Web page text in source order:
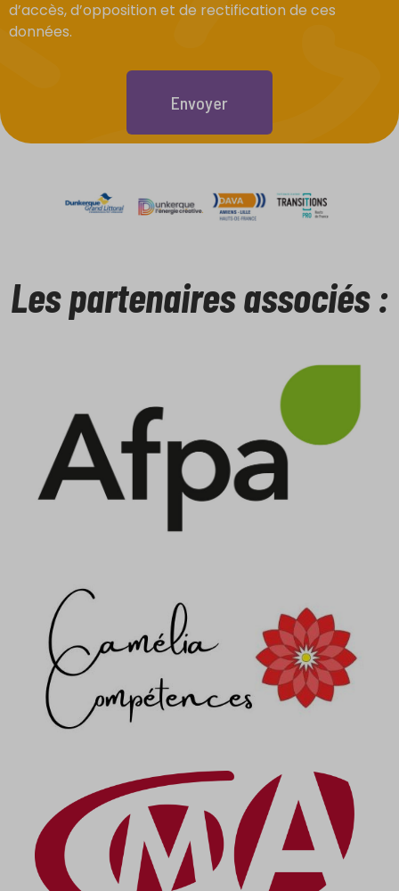
d’accès, d’opposition et de rectification de ces
données.
Envoyer
Les partenaires associés :